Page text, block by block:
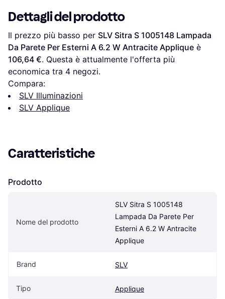
Dettagli del prodotto
Il prezzo più basso per SLV Sitra S 1005148 Lampada
Da Parete Per Esterni A 6.2 W Antracite Applique
106,64 €. Questa è attualmente l'offerta più
economica tra 4 negozi.
Compara:
SLV Illuminazioni
SLV Applique
Caratteristiche
Prodotto
Nome del prodotto
SLV Sitra S 1005148
Lampada Da Parete Per
Esterni A 6.2 W Antracite
Applique
Brand SLV
Tipo Applique